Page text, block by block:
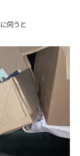
伺うと